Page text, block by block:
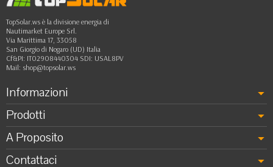
TopSolar.ws è la divisione energia di
Nautimarket Europe Srl.
Via Marittima 17, 33058
San Giorgio di Nogaro (UD) Italia
Cf&PI: IT02908440304 SDI: USAL8PV
Mail: shop@topsolar.ws
Informazioni
Prodotti
A Proposito
Contattaci